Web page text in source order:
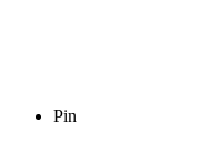
Pin